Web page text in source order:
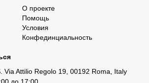
О проекте
Помощь
Условия
Конфединциальность
Via Attilio Regolo 19, 00192 Roma, Italy